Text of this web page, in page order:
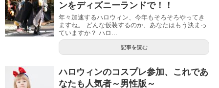
ンをディズニーランドで！！
年々加速するハロウィン、今年もそろそろやってき
ますね。 どんな仮装するのか、あなたはもう決まっ
ていますか？ ハロ...
記事を読む
ハロウィンのコスプレ参加、これであ
なたも人気者～男性版～